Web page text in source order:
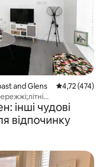
and Glens Середня
4,72 (474)
інші чудові
відпочинку